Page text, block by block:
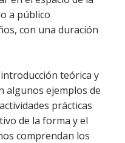
a público
con una duración
teórica y
algunos ejemplos de
prácticas
de la forma y el
comprendan los